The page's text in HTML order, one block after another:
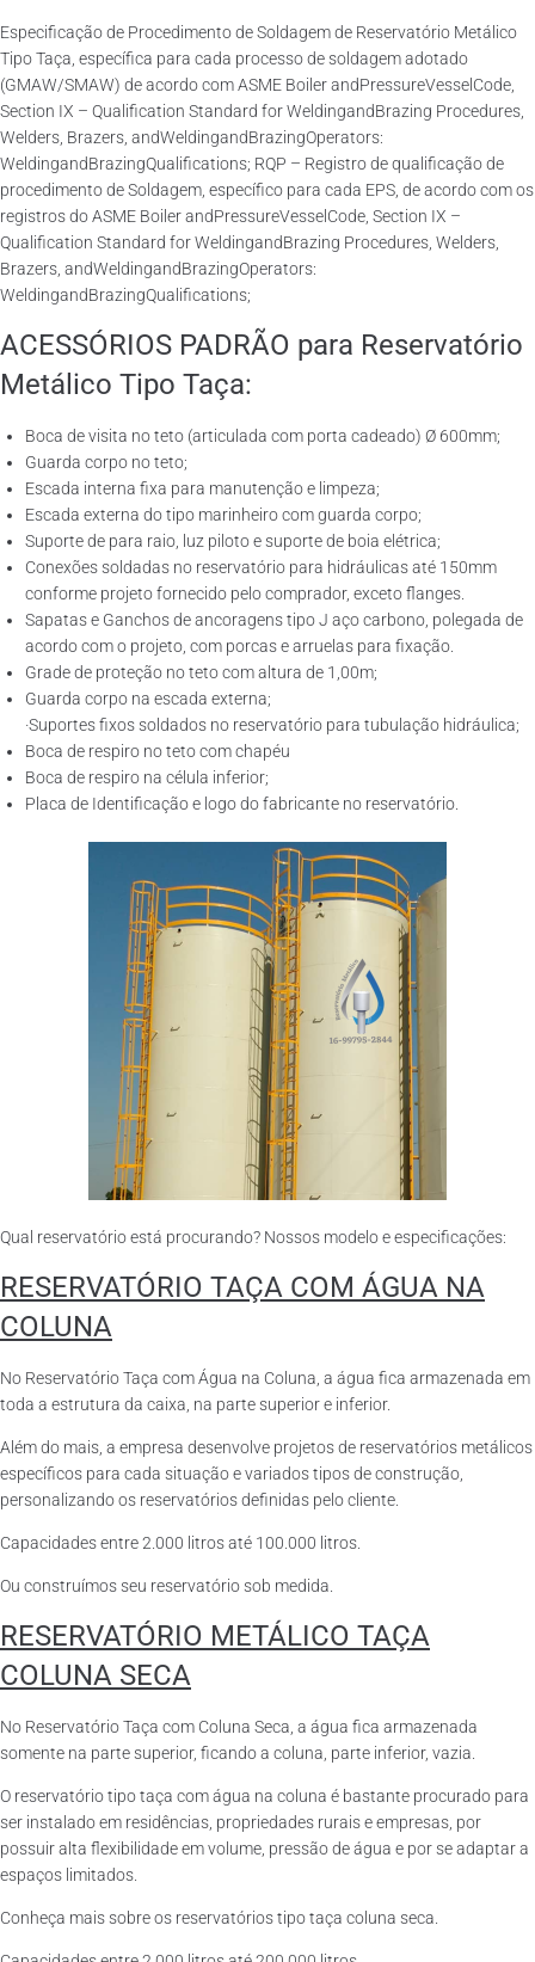
Especificação de Procedimento de Soldagem de Reservatório Metálico
Tipo Taça, específica para cada processo de soldagem adotado
(GMAW/SMAW) de acordo com ASME Boiler andPressureVesselCode,
Section IX – Qualification Standard for WeldingandBrazing Procedures,
Welders, Brazers, andWeldingandBrazingOperators:
WeldingandBrazingQualifications; RQP – Registro de qualificação de
procedimento de Soldagem, específico para cada EPS, de acordo com os
registros do ASME Boiler andPressureVesselCode, Section IX –
Qualification Standard for WeldingandBrazing Procedures, Welders,
Brazers, andWeldingandBrazingOperators:
WeldingandBrazingQualifications;
ACESSÓRIOS PADRÃO para Reservatório
Metálico Tipo Taça:
Boca de visita no teto (articulada com porta cadeado) Ø 600mm;
Guarda corpo no teto;
Escada interna fixa para manutenção e limpeza;
Escada externa do tipo marinheiro com guarda corpo;
Suporte de para raio, luz piloto e suporte de boia elétrica;
Conexões soldadas no reservatório para hidráulicas até 150mm
conforme projeto fornecido pelo comprador, exceto flanges.
Sapatas e Ganchos de ancoragens tipo J aço carbono, polegada de
acordo com o projeto, com porcas e arruelas para fixação.
Grade de proteção no teto com altura de 1,00m;
Guarda corpo na escada externa;
·Suportes fixos soldados no reservatório para tubulação hidráulica;
Boca de respiro no teto com chapéu
Boca de respiro na célula inferior;
Placa de Identificação e logo do fabricante no reservatório.
Qual reservatório está procurando? Nossos modelo e especificações:
RESERVATÓRIO TAÇA COM ÁGUA NA
COLUNA
No Reservatório Taça com Água na Coluna, a água fica armazenada em
toda a estrutura da caixa, na parte superior e inferior.
Além do mais, a empresa desenvolve projetos de reservatórios metálicos
específicos para cada situação e variados tipos de construção,
personalizando os reservatórios definidas pelo cliente.
Capacidades entre 2.000 litros até 100.000 litros.
Ou construímos seu reservatório sob medida.
RESERVATÓRIO METÁLICO TAÇA
COLUNA SECA
No Reservatório Taça com Coluna Seca, a água fica armazenada
somente na parte superior, ficando a coluna, parte inferior, vazia.
O reservatório tipo taça com água na coluna é bastante procurado para
ser instalado em residências, propriedades rurais e empresas, por
possuir alta flexibilidade em volume, pressão de água e por se adaptar a
espaços limitados.
Conheça mais sobre os reservatórios tipo taça coluna seca.